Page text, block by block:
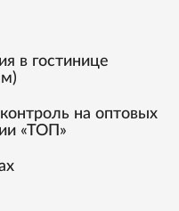
в гостинице
на оптовых
«ТОП»